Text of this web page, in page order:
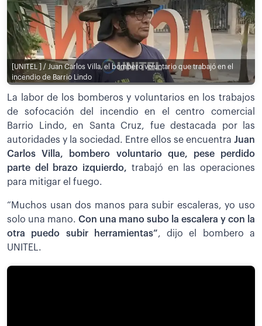
[UNITEL ] / Juan Carlos Villa, el bombero voluntario que trabajó en el
incendio de Barrio Lindo
La labor de los bomberos y voluntarios en los trabajos
de sofocación del incendio en el centro comercial
Barrio Lindo, en Santa Cruz, fue destacada por las
autoridades y la sociedad. Entre ellos se encuentra Juan
Carlos Villa, bombero voluntario que, pese perdido
parte del brazo izquierdo, trabajó en las operaciones
para mitigar el fuego.
“Muchos usan dos manos para subir escaleras, yo uso
solo una mano. Con una mano subo la escalera y con la
otra puedo subir herramientas”, dijo el bombero a
UNITEL.